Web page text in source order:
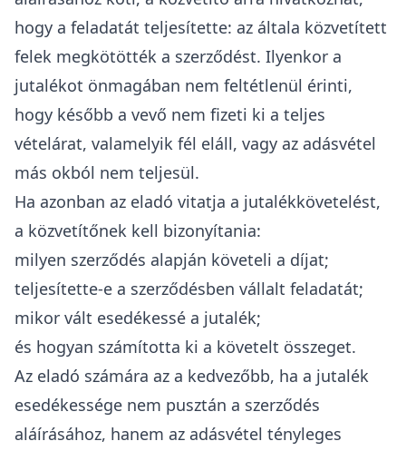
hogy a feladatát teljesítette: az általa közvetített
felek megkötötték a szerződést. Ilyenkor a
jutalékot önmagában nem feltétlenül érinti,
hogy később a vevő nem fizeti ki a teljes
vételárat, valamelyik fél eláll, vagy az adásvétel
más okból nem teljesül.
Ha azonban az eladó vitatja a jutalékkövetelést,
a közvetítőnek kell bizonyítania:
milyen szerződés alapján követeli a díjat;
teljesítette-e a szerződésben vállalt feladatát;
mikor vált esedékessé a jutalék;
és hogyan számította ki a követelt összeget.
Az eladó számára az a kedvezőbb, ha a jutalék
esedékessége nem pusztán a szerződés
aláírásához, hanem az adásvétel tényleges